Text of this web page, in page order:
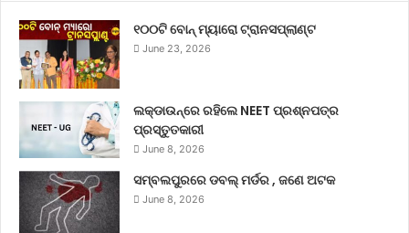
୧୦୦ଟି ବୋନ୍ ମ୍ୟାରୋ ଟ୍ରାନସପ୍ଲାଣ୍ଟ
June 23, 2026
ଲକ୍‌ଡାଉନ୍‌ରେ ରହିଲେ NEET ପ୍ରଶ୍ନପତ୍ର
ପ୍ରସ୍ତୁତକାରୀ
June 8, 2026
ସମ୍ବଲପୁରରେ ଡବଲ୍ ମର୍ଡର , ଜଣେ ଅଟକ
June 8, 2026